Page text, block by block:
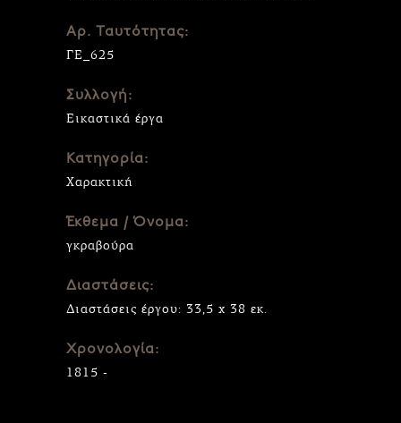
Αρ. Ταυτότητας:
ΓΕ_625
Συλλογή:
Εικαστικά έργα
Κατηγορία:
Χαρακτική
Έκθεμα / Όνομα:
γκραβούρα
Διαστάσεις:
Διαστάσεις έργου: 33,5 x 38 εκ.
Χρονολογία:
1815 -